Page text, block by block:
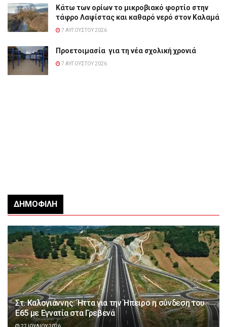
Κάτω των ορίων το μικροβιακό φορτίο στην
τάφρο Λαψίστας και καθαρό νερό στον Καλαμά
7 ΑΥΓΟΎΣΤΟΥ 2026
Προετοιμασία για τη νέα σχολική χρονιά
7 ΑΥΓΟΎΣΤΟΥ 2026
ΔΗΜΟΦΙΛΉ
Στ. Καλογιάννης: Ήττα για την Ήπειρο η σύνδεση του
Ε65 με Εγνατία στα Γρεβενά